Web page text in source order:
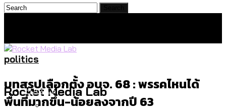
Rocket Media Lab
Politics
politics
บทสรุปเลือกตั้ง อบจ. 68 : พรรคไหนได้
พื้นที่มากขึ้น-น้อยลงจากปี 63